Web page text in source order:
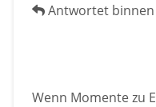
Antwortet binnen
Wenn Momente zu